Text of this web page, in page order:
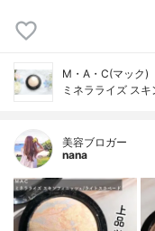
M・A・C(マック)
ミネラライズ ス
美容ブロガー
nana